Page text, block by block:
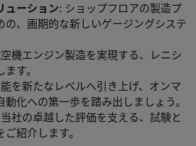
ューション: ショップフロアの製造プ
の、画期的な新しいゲージングシステ
機エンジン製造を実現する、レニシ
す。
を新たなレベルへ引き上げ、オンマ
化への第一歩を踏み出しましょう。
社の卓越した評価を支える、試験と
紹介します。